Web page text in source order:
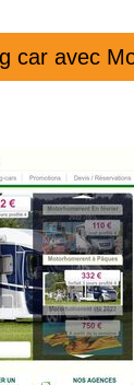
car avec